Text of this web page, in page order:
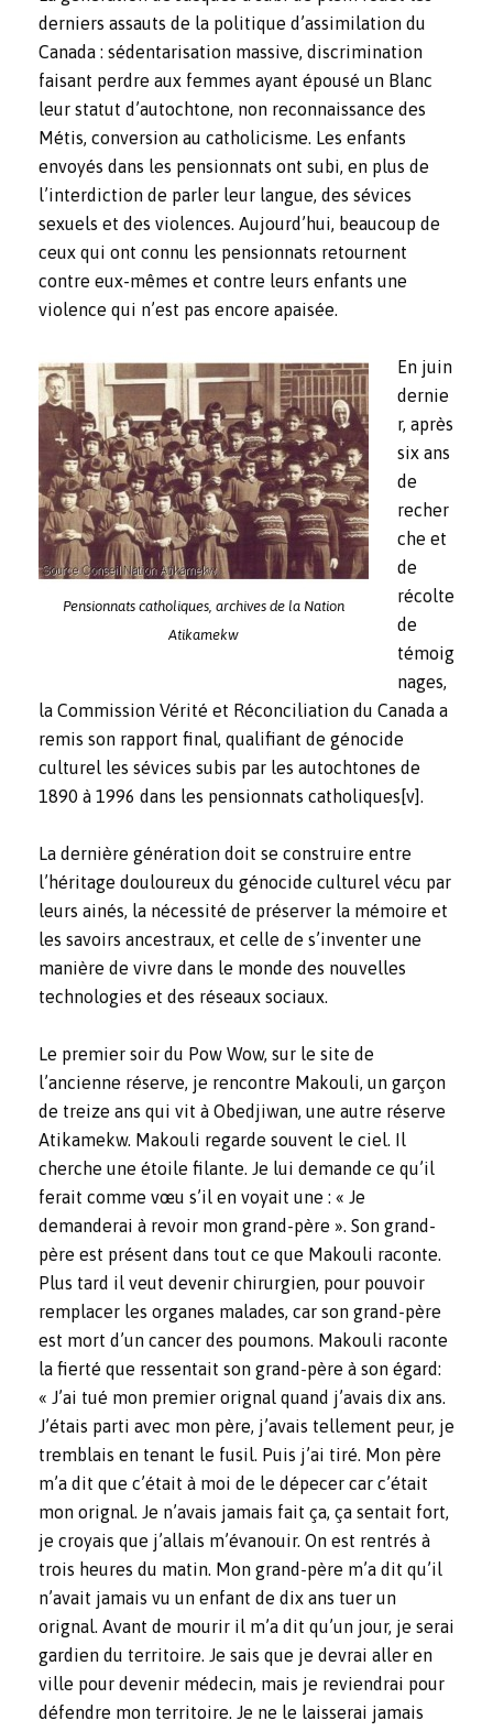
derniers assauts de la politique d’assimilation du
Canada : sédentarisation massive, discrimination
faisant perdre aux femmes ayant épousé un Blanc
leur statut d’autochtone, non reconnaissance des
Métis, conversion au catholicisme. Les enfants
envoyés dans les pensionnats ont subi, en plus de
l’interdiction de parler leur langue, des sévices
sexuels et des violences. Aujourd’hui, beaucoup de
ceux qui ont connu les pensionnats retournent
contre eux-mêmes et contre leurs enfants une
violence qui n’est pas encore apaisée.
Pensionnats catholiques, archives de la Nation
Atikamekw
En juin
dernie
r, après
six ans
de
recher
che et
de
récolte
de
témoig
nages,
la Commission Vérité et Réconciliation du Canada a
remis son rapport final, qualifiant de génocide
culturel les sévices subis par les autochtones de
1890 à 1996 dans les pensionnats catholiques [v].
La dernière génération doit se construire entre
l’héritage douloureux du génocide culturel vécu par
leurs ainés, la nécessité de préserver la mémoire et
les savoirs ancestraux, et celle de s’inventer une
manière de vivre dans le monde des nouvelles
technologies et des réseaux sociaux.
Le premier soir du Pow Wow, sur le site de
l’ancienne réserve, je rencontre Makouli, un garçon
de treize ans qui vit à Obedjiwan, une autre réserve
Atikamekw. Makouli regarde souvent le ciel. Il
cherche une étoile filante. Je lui demande ce qu’il
ferait comme vœu s’il en voyait une : « Je
demanderai à revoir mon grand-père ». Son grand-
père est présent dans tout ce que Makouli raconte.
Plus tard il veut devenir chirurgien, pour pouvoir
remplacer les organes malades, car son grand-père
est mort d’un cancer des poumons. Makouli raconte
la fierté que ressentait son grand-père à son égard:
« J’ai tué mon premier orignal quand j’avais dix ans.
J’étais parti avec mon père, j’avais tellement peur, je
tremblais en tenant le fusil. Puis j’ai tiré. Mon père
m’a dit que c’était à moi de le dépecer car c’était
mon orignal. Je n’avais jamais fait ça, ça sentait fort,
je croyais que j’allais m’évanouir. On est rentrés à
trois heures du matin. Mon grand-père m’a dit qu’il
n’avait jamais vu un enfant de dix ans tuer un
orignal. Avant de mourir il m’a dit qu’un jour, je serai
gardien du territoire. Je sais que je devrai aller en
ville pour devenir médecin, mais je reviendrai pour
défendre mon territoire. Je ne le laisserai jamais